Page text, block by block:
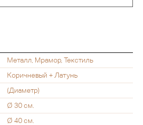
Металл, Мрамор, Текстиль
Коричневый + Латунь
(Диаметр)
Ø 30 см.
Ø 40 см.